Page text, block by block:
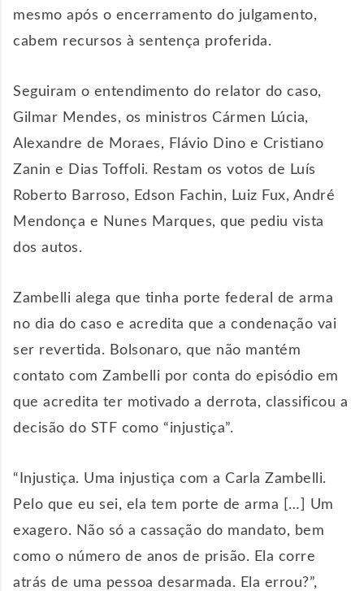
mesmo após o encerramento do julgamento,
cabem recursos à sentença proferida.
Seguiram o entendimento do relator do caso,
Gilmar Mendes, os ministros Cármen Lúcia,
Alexandre de Moraes, Flávio Dino e Cristiano
Zanin e Dias Toffoli. Restam os votos de Luís
Roberto Barroso, Edson Fachin, Luiz Fux, André
Mendonça e Nunes Marques, que pediu vista
dos autos.
Zambelli alega que tinha porte federal de arma
no dia do caso e acredita que a condenação vai
ser revertida. Bolsonaro, que não mantém
contato com Zambelli por conta do episódio em
que acredita ter motivado a derrota, classificou a
decisão do STF como “injustiça”.
“Injustiça. Uma injustiça com a Carla Zambelli.
Pelo que eu sei, ela tem porte de arma […] Um
exagero. Não só a cassação do mandato, bem
como o número de anos de prisão. Ela corre
atrás de uma pessoa desarmada. Ela errou?”,